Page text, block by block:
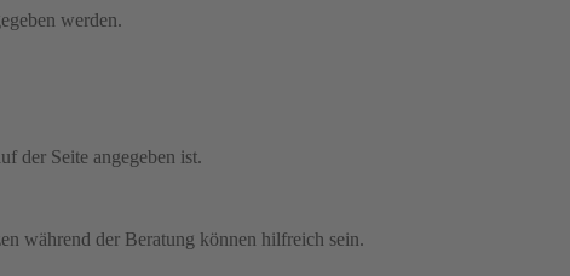
werden.
der Seite angegeben ist.
während der Beratung können hilfreich sein.